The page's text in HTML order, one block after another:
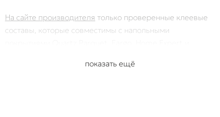
На сайте производителя только проверенные клеевые
составы, которые совместимы с напольными
показать ещё